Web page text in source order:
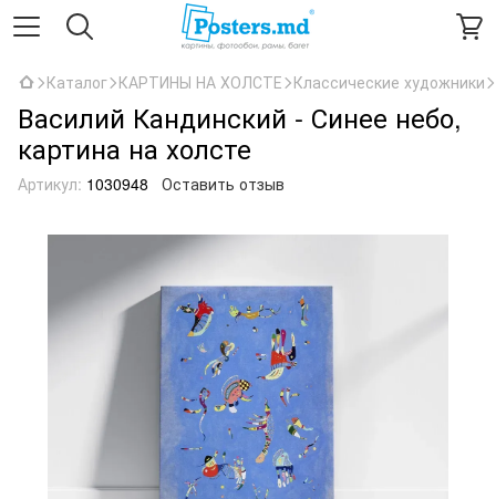
Каталог КАРТИНЫ НА ХОЛСТЕ Классические художники
Василий Кандинский - Синее небо,
картина на холсте
Артикул: 1030948 Оставить отзыв